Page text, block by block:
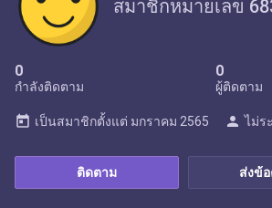
สมาชิกหมายเลข
0
กำลังติดตาม
0
ผู้ติดตาม
ส่งข้
ติดตาม
today เป็นสมาชิกตั้งแต่ มกราคม 2565 person ไม่ร